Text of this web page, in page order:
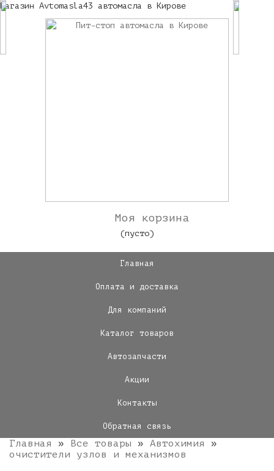
Магазин Avtomasla43 автомасла в Кирове
Моя корзина
(пусто)
Главная
Оплата и доставка
Для компаний
Каталог товаров
Автозапчасти
Акции
Контакты
Обратная связь
Главная » Все товары » Автохимия
»
очистители узлов и механизмов